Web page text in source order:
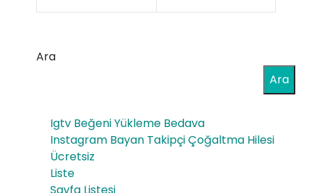
Nas
rim
a
i
Ara
Ara
Igtv Beğeni Yükleme Bedava
Instagram Bayan Takipçi Çoğaltma Hilesi
Ücretsiz
Liste